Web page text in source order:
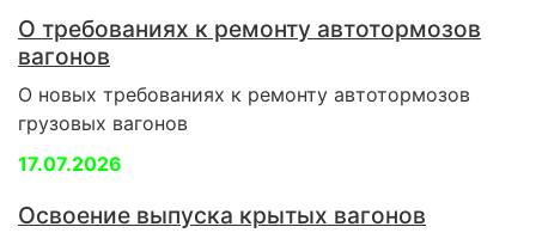
О требованиях к ремонту автотормозов
вагонов
О новых требованиях к ремонту автотормозов
грузовых вагонов
17.07.2026
Освоение выпуска крытых вагонов